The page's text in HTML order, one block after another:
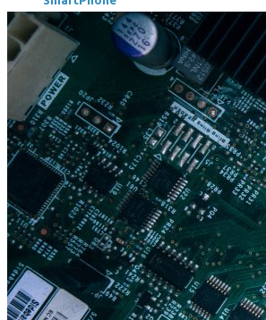
Même hors-ligne votre smartphone